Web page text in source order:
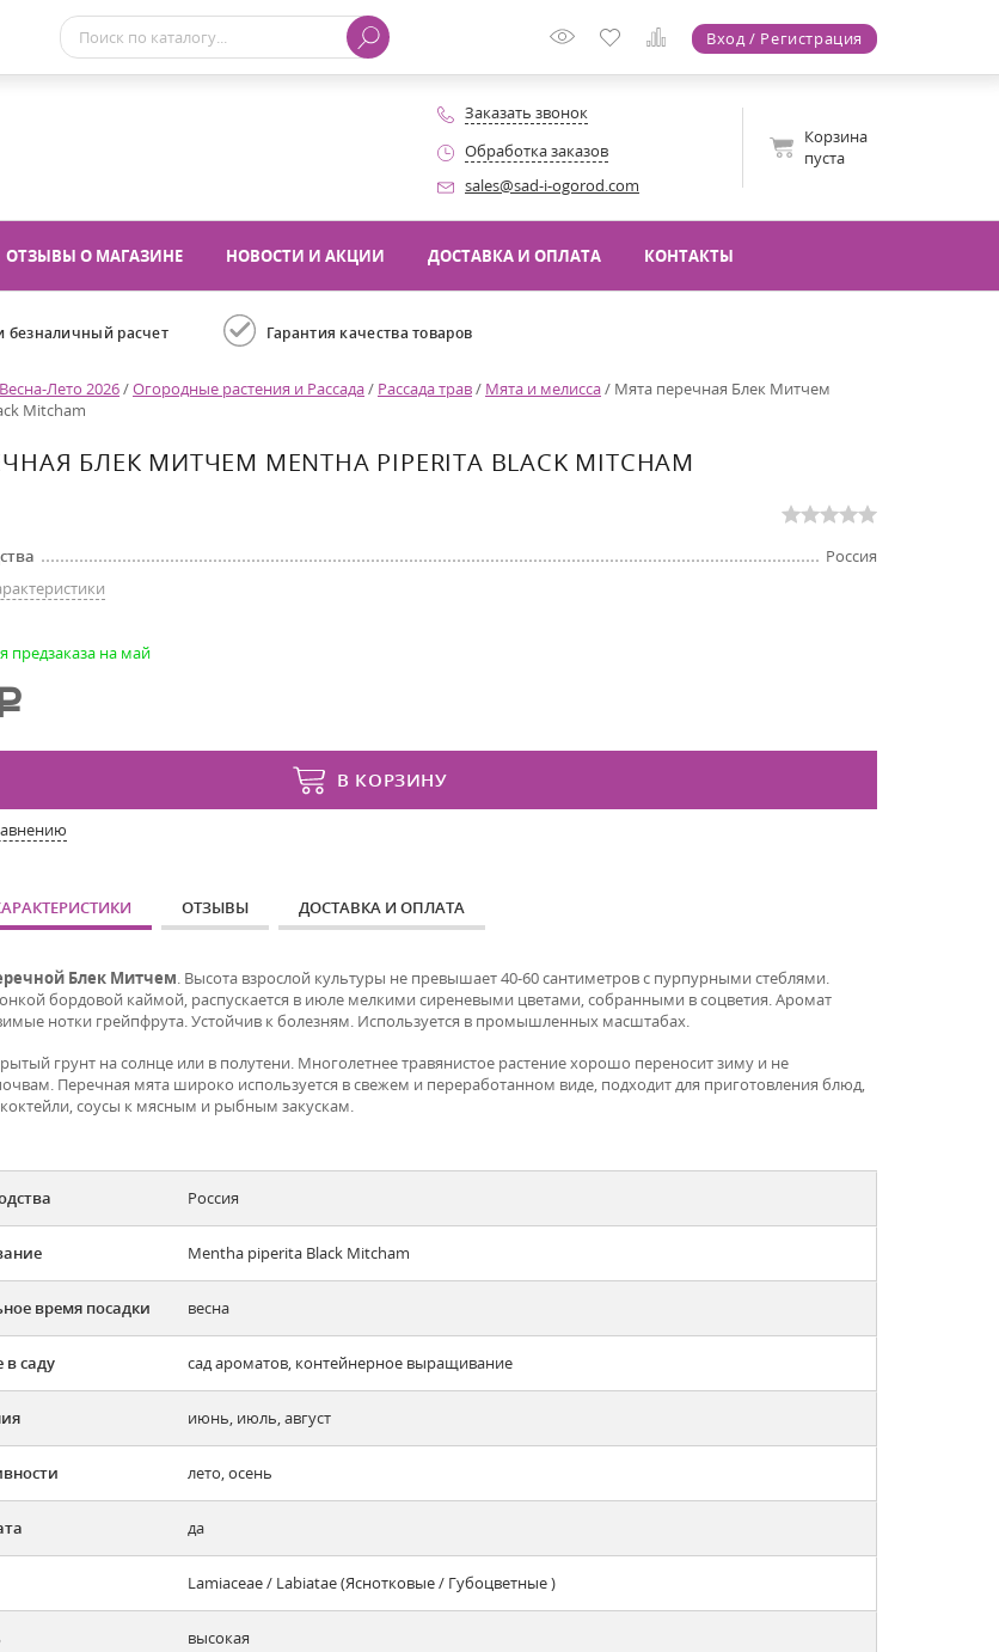
Вход / Регистрация
Заказать звонок
Обработка заказов
sales@sad-i-ogorod.com
Корзина
пуста
ОТЗЫВЫ О МАГАЗИНЕ НОВОСТИ И АКЦИИ ДОСТАВКА И ОПЛАТА КОНТАКТЫ
безналичный расчет Гарантия качества товаров
Лето 2026/Огородные растения и Рассада/ Рассада трав/ Мята и мелисса/ Мята перечная Блек Митчем
Mitcham
БЛЕК МИТЧЕМ MENTHA PIPERITA BLACK MITCHAM
Россия
предзаказа на май
В КОРЗИНУ
ОТЗЫВЫ ДОСТАВКА И ОПЛАТА
Блек Митчем. Высота взрослой культуры не превышает 40-60 сантиметров с пурпурными стеблями.
бордовой каймой, распускается в июле мелкими сиреневыми цветами, собранными в соцветия. Аромат
нотки грейпфрута.Устойчив к болезням. Используется в промышленных масштабах.
грунт на солнце или в полутени. Многолетнее травянистое растение хорошо переносит зиму и не
Перечная мята широко используется в свежем и переработанном виде, подходит для приготовления блюд,
соусы к мясным и рыбным закускам.
Россия
Mentha piperita Black Mitcham
время посадки весна
в саду сад ароматов, контейнерное выращивание
июнь, июль, август
лето, осень
да
Lamiaceae / Labiatae (Яснотковые / Губоцветные )
высокая